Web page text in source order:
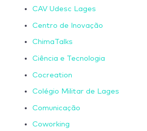
CAV Udesc Lages
Centro de Inovação
ChimaTalks
Ciência e Tecnologia
Cocreation
Colégio Militar de Lages
Comunicação
Coworking